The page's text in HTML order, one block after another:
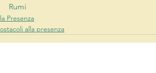
Rumi
la Presenza
ostacoli alla presenza